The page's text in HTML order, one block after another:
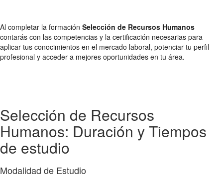
Al completar la formación Selección de Recursos Humanos
contarás con las competencias y la certificación necesarias para
aplicar tus conocimientos en el mercado laboral, potenciar tu perfil
profesional y acceder a mejores oportunidades en tu área.
Selección de Recursos
Humanos: Duración y Tiempos
de estudio
Modalidad de Estudio